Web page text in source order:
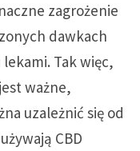
zagrożenie
dawkach
Tak więc,
ważne,
uzależnić się od
CBD